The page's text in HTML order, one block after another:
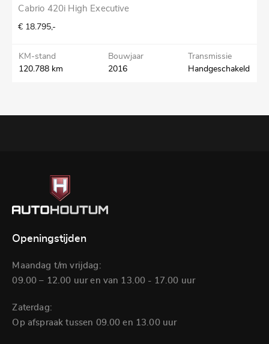
Cabrio 420i High Executive
€ 18.795,-
KM-stand
120.788 km
Bouwjaar
2016
Transmissie
Handgeschakeld
Openingstijden
Maandag t/m vrijdag:
09.00 – 12.00 uur en van 13.00 - 17.00 uur
Zaterdag:
Op afspraak tussen 09.00 en 13.00 uur